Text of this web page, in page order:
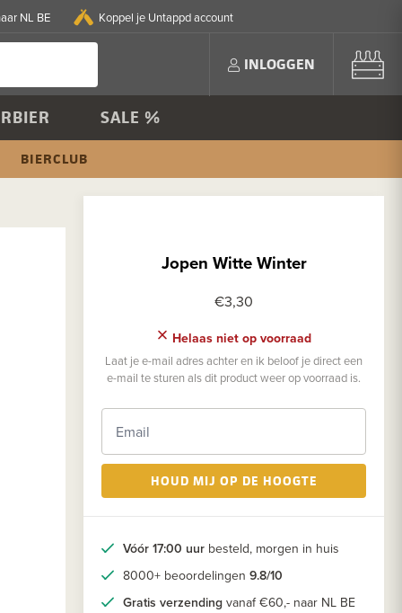
NL BE Koppel je Untappd account
INLOGGEN
SALE %
BIERCLUB
Jopen Witte Winter
€3,30
Helaas niet op voorraad
Laat je e-mail adres achter en ik beloof je direct een
e-mail te sturen als dit product weer op voorraad is.
HOUD MIJ OP DE HOOGTE
Vóór 17:00 uur besteld, morgen in huis
8000+ beoordelingen 9.8/10
Gratis verzending vanaf €60,- naar NL BE